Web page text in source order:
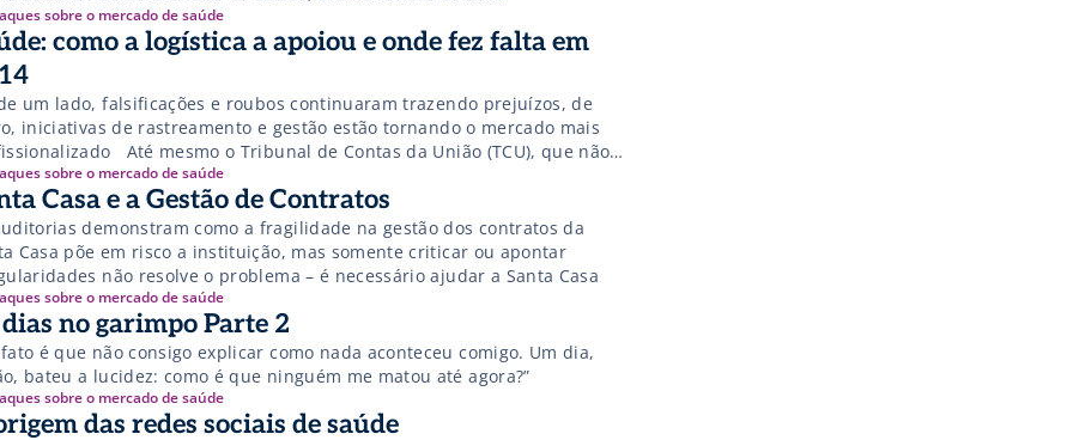
sobre o mercado de saúde
como a logística a apoiou e onde fez falta em
um lado, falsificações e roubos continuaram trazendo prejuízos, de
iniciativas de rastreamento e gestão estão tornando o mercado mais
Até mesmo o Tribunal de Contas da União (TCU), que não
direta sobre o tema, voltou-se para a questão, tamanha
Em levantamento, comprovou que falta gestão e […]
sobre o mercado de saúde
Casa e a Gestão de Contratos
demonstram como a fragilidade na gestão dos contratos da
Casa põe em risco a instituição, mas somente criticar ou apontar
não resolve o problema – é necessário ajudar a Santa Casa
sobre o mercado de saúde
no garimpo Parte 2
é que não consigo explicar como nada aconteceu comigo. Um dia,
bateu a lucidez: como é que ninguém me matou até agora?”
sobre o mercado de saúde
das redes sociais de saúde